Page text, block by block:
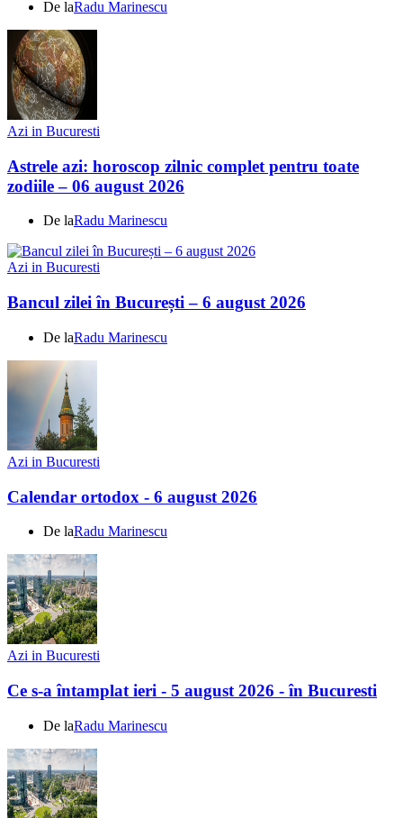
De laRadu Marinescu
Azi in Bucuresti
Astrele azi: horoscop zilnic complet pentru toate
zodiile – 06 august 2026
De laRadu Marinescu
Azi in Bucuresti
Bancul zilei în București – 6 august 2026
De laRadu Marinescu
Azi in Bucuresti
Calendar ortodox - 6 august 2026
De laRadu Marinescu
Azi in Bucuresti
Ce s-a întamplat ieri - 5 august 2026 - în Bucuresti
De laRadu Marinescu